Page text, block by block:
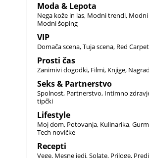
Moda & Lepota
Nega kože in las Modni trendi
Modni šoping
VIP
Domača scena Tuja scena Red Carpet
Prosti čas
Zanimivi dogodki Filmi Knjige
Seks & Partnerstvo
Spolnost Partnerstvo Intimno
tipčki
Lifestyle
Moj dom Potovanja Kulinarika
Tech novičke
Recepti
Vege Mesne jedi Solate Priloge